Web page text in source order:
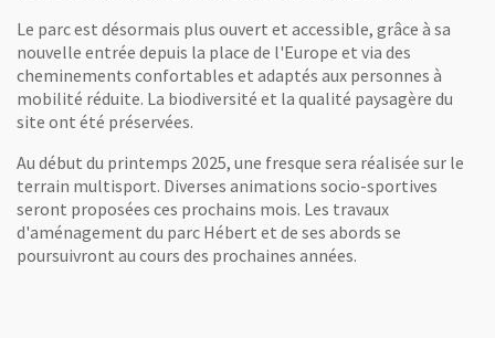
Le parc est désormais plus ouvert et accessible, grâce à sa
nouvelle entrée depuis la place de l'Europe et via des
cheminements confortables et adaptés aux personnes à
mobilité réduite. La biodiversité et la qualité paysagère du
site ont été préservées.
Au début du printemps 2025, une fresque sera réalisée sur le
terrain multisport. Diverses animations socio-sportives
seront proposées ces prochains mois. Les travaux
d'aménagement du parc Hébert et de ses abords se
poursuivront au cours des prochaines années.